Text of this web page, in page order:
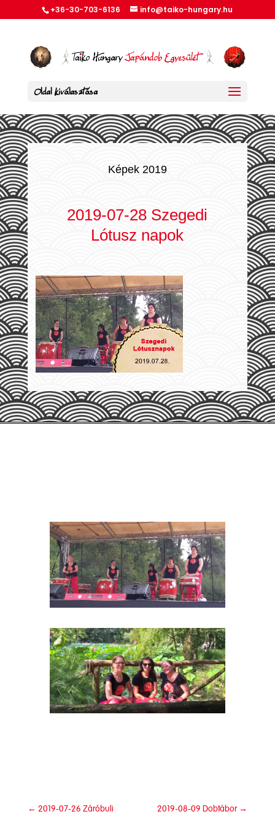
+36-30-703-6136 info@taiko-hungary.hu
Oldal kiválasztása
Képek 2019
2019-07-28 Szegedi
Lótusz napok
← 2019-07-26 Záróbuli 2019-08-09 Dobtábor→